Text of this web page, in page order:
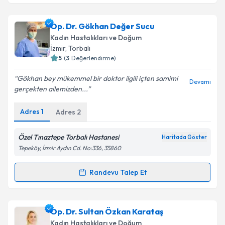
Op. Dr. Gülşah Tanas Sarıkaş için randevu takvimi
talebi oluşturun. Size bu uzmandan randevu almanız
için bir takvim hazırlandığında e-posta ile
bilgilendireceğiz.
E-posta Adresiniz
Kişisel verilerimin işlenmesine ilişkinAydınlatma
Metni 'ni okudum ve kişisel verilerimin belirtilen
kapsamda işlenmesini kabul ediyorum.
Takvim Talebini Gönder
Op. Dr. Gökhan Değer Sucu
Kadın Hastalıkları ve Doğum
İzmir, Torbalı
5 (3 Değerlendirme)
Gökhan bey mükemmel bir doktor ilgili içten samimi
gerçekten ailemizden...
Devamı
Adres 1 Adres 2
Özel Tınaztepe Torbalı Hastanesi Haritada Göster
Tepeköy, İzmir Aydın Cd. No:336, 35860
Randevu Talep Et
Randevu Takvimi Talebi
Op. Dr. Gökhan Değer Sucu için randevu takvimi
talebi oluşturun. Size bu uzmandan randevu almanız
Op. Dr. Sultan Özkan Karataş
Kadın Hastalıkları ve Doğum